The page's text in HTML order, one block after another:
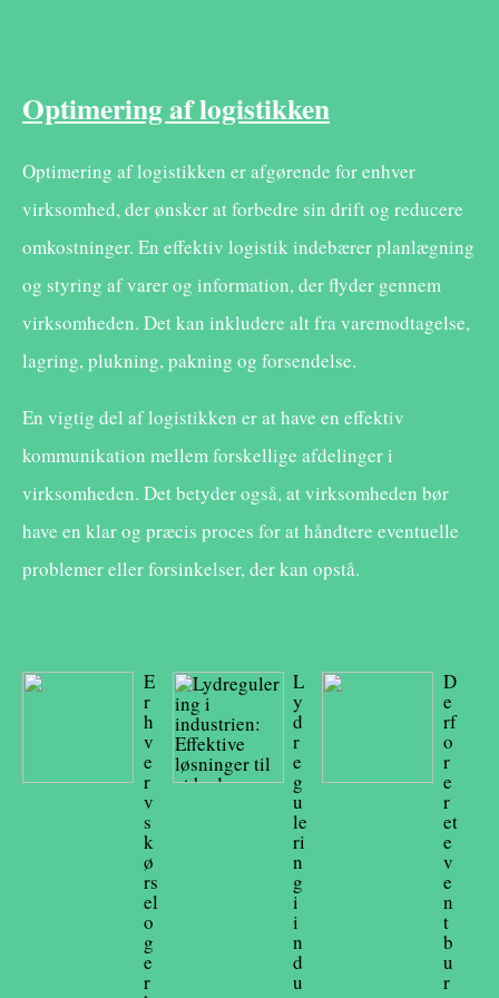
Optimering af logistikken
Optimering af logistikken er afgørende for enhver
virksomhed, der ønsker at forbedre sin drift og reducere
omkostninger. En effektiv logistik indebærer planlægning
og styring af varer og information, der flyder gennem
virksomheden. Det kan inkludere alt fra varemodtagelse,
lagring, plukning, pakning og forsendelse.
En vigtig del af logistikken er at have en effektiv
kommunikation mellem forskellige afdelinger i
virksomheden. Det betyder også, at virksomheden bør
have en klar og præcis proces for at håndtere eventuelle
problemer eller forsinkelser, der kan opstå.
E
r
h
v
e
r
v
s
k
ø
rs
el
o
g
e
r
L
y
d
r
e
g
u
le
ri
n
g
i
i
n
d
u
D
e
rf
o
r
e
r
et
e
v
e
n
t
b
u
r